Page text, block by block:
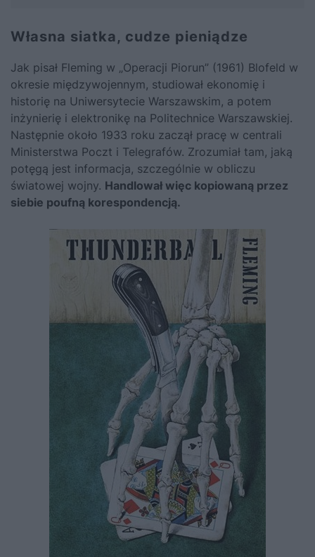
Własna siatka, cudze pieniądze
Jak pisał Fleming w „Operacji Piorun” (1961) Blofeld w
okresie międzywojennym, studiował ekonomię i
historię na Uniwersytecie Warszawskim, a potem
inżynierię i elektronikę na Politechnice Warszawskiej.
Następnie około 1933 roku zaczął pracę w centrali
Ministerstwa Poczt i Telegrafów. Zrozumiał tam, jaką
potęgą jest informacja, szczególnie w obliczu
światowej wojny. Handlował więc kopiowaną przez
siebie poufną korespondencją.